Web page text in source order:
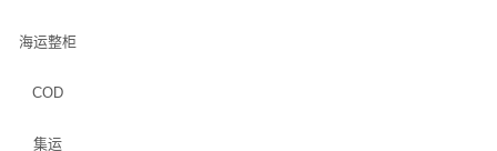
海运整柜
COD
集运